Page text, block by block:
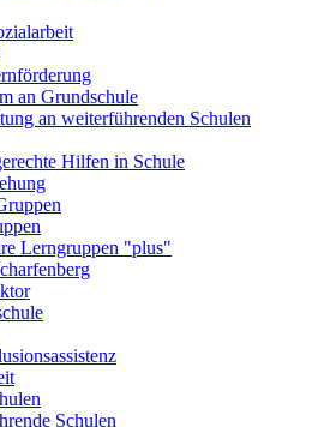
an Grundschule
an weiterführenden Schulen
Hilfen in Schule
Lerngruppen "plus"
Schulen